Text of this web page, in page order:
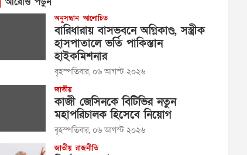
অনুসন্ধান আলোচিত
বারিধারায় বাসভবনে অগ্নিকাণ্ড, সস্ত্রীক
হাসপাতালে ভর্তি পাকিস্তান
হাইকমিশনার
বৃহস্পতিবার, ০৬ আগস্ট ২০২৬
জাতীয়
কাজী জেসিনকে বিটিভির নতুন
মহাপরিচালক হিসেবে নিয়োগ
বৃহস্পতিবার, ০৬ আগস্ট ২০২৬
জাতীয় রাজনীতি